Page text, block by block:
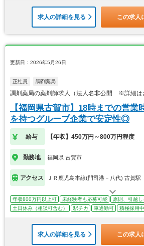
求人の詳細を見る この求人
更新日：2026年5月26日
正社員 調剤薬局
調剤薬局の薬剤師求人（法人名非公開 ※詳細は
【福岡県古賀市】18時までの営業
を持つグループ企業で安定性◎
給与 【年収】450万円～800万円程度
勤務地 福岡県 古賀市
アクセス ＪＲ鹿児島本線(門司港－八代) 古賀駅
年収800万円以上可 未経験者も応募可能
原則、引越し
土日休み（相談可含む）
駅チカ 車通勤可 積極採用中
求人の詳細を見る この求人